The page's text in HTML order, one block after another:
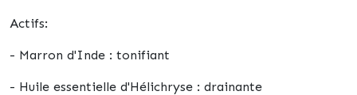
Actifs:
- Marron d'Inde : tonifiant
- Huile essentielle d'Hélichryse : drainante